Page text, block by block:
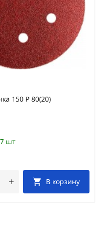
150 Р 80(20)
шт
В корзину